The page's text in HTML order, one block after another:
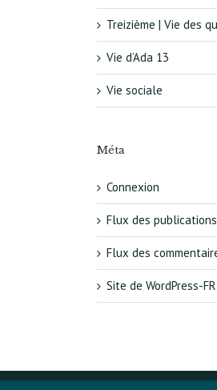
Treizième | Vie des
Vie d’Ada 13
Vie sociale
Méta
Connexion
Flux des publications
Flux des
Site de WordPress-FR